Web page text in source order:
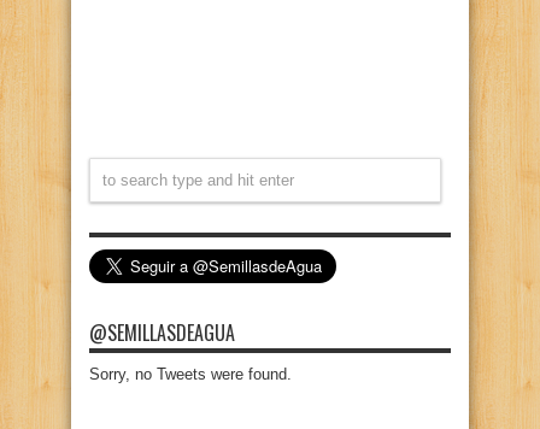
@SEMILLASDEAGUA
Sorry, no Tweets were found.